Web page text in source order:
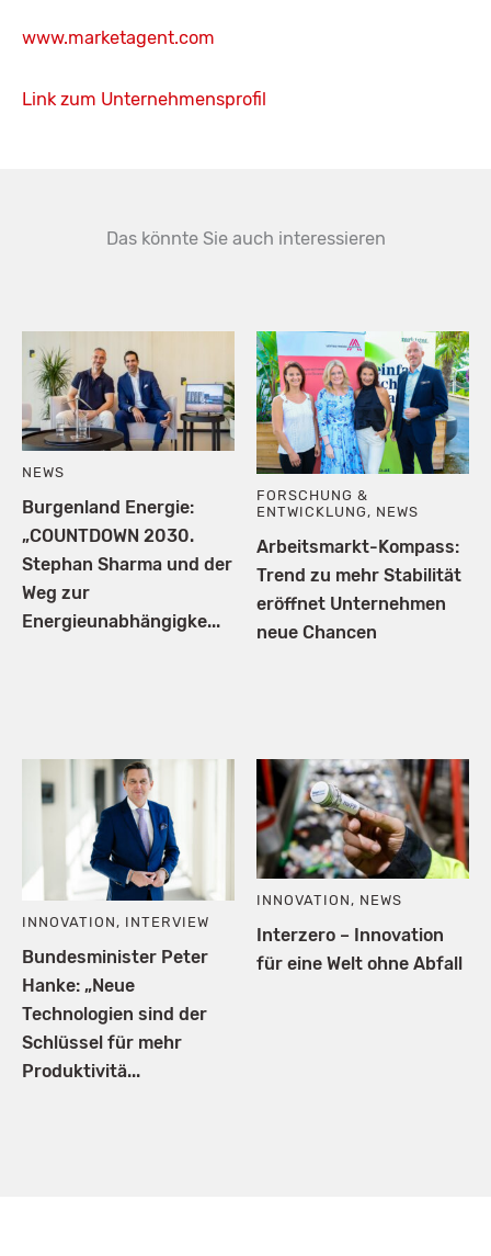
www.marketagent.com
Link zum Unternehmensprofil
Das könnte Sie auch interessieren
NEWS
Burgenland Energie:
„COUNTDOWN 2030.
Stephan Sharma und der
Weg zur
Energieunabhängigke...
FORSCHUNG &
ENTWICKLUNG , NEWS
Arbeitsmarkt-Kompass:
Trend zu mehr Stabilität
eröffnet Unternehmen
neue Chancen
INNOVATION , INTERVIEW
Bundesminister Peter
Hanke: „Neue
Technologien sind der
Schlüssel für mehr
Produktivitä...
INNOVATION , NEWS
Interzero – Innovation
für eine Welt ohne Abfall